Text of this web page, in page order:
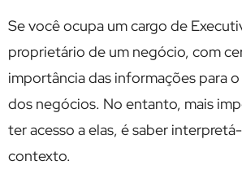
Se você ocupa um cargo de
proprietário de um negócio, com
importância das informações para
dos negócios. No entanto, mais
ter acesso a elas, é saber
contexto.